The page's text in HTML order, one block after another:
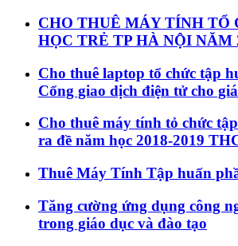
CHO THUÊ MÁY TÍNH TỔ
HỌC TRẺ TP HÀ NỘI NĂM
Cho thuê laptop tổ chức tập
Cổng giao dịch điện tử cho
Cho thuê máy tính tỏ chức
ra đề năm học 2018-2019
Thuê Máy Tính Tập huấn
Tăng cường ứng dụng công
trong giáo dục và đào tạo